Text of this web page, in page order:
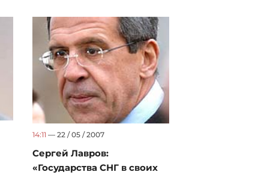
14:11 — 22 / 05 / 2007
Сергей Лавров:
«Государства СНГ в своих